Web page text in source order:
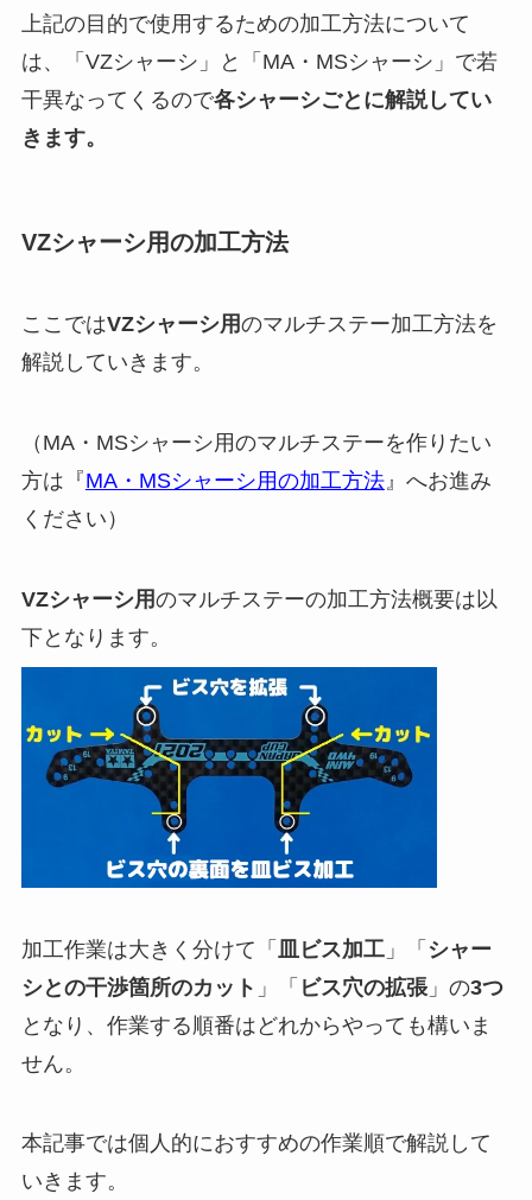
上記の目的で使用するための加工方法について
は、「VZシャーシ」と「MA・MSシャーシ」で若
干異なってくるので各シャーシごとに解説してい
きます。
VZシャーシ用の加工方法
ここではVZシャーシ用のマルチステー加工方法を
解説していきます。
（MA・MSシャーシ用のマルチステーを作りたい
方は『MA・MSシャーシ用の加工方法』へお進み
ください）
VZシャーシ用のマルチステーの加工方法概要は以
下となります。
加工作業は大きく分けて「 皿ビス加工」「 シャー
シとの干渉箇所のカット 」「 ビス穴の拡張」の3つ
となり、作業する順番はどれからやっても構いま
せん。
本記事では個人的におすすめの作業順で解説して
いきます。